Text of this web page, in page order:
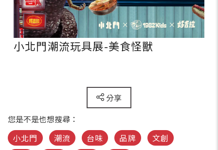
小北門潮流玩具展-美食怪獸
分享
您是不是也想搜尋：
小北門
潮流 台味 品牌
文創